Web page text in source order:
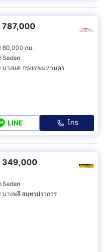
787,000
80,000 กม.
Sedan
บางแค กรุงเทพมหานคร
LINE โทร
349,000
Sedan
บางพลี สมุทรปราการ